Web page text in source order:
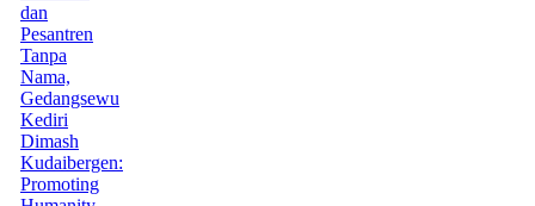
dan
Pesantren
Tanpa
Nama,
Gedangsewu
Kediri
Dimash
Kudaibergen:
Promoting